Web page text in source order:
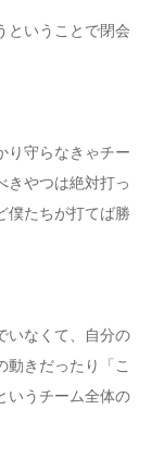
ということで閉会
り守らなきゃチー
きやつは絶対打っ
僕たちが打てば勝
いなくて、自分の
動きだったり「こ
いうチーム全体の